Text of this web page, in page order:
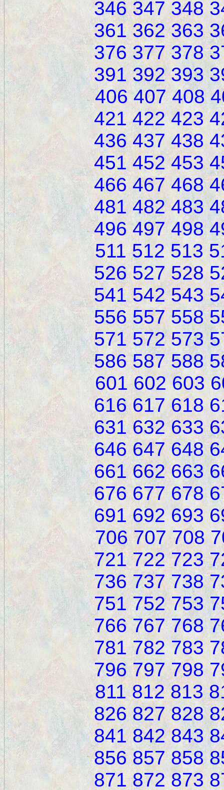
346 347 348
361 362 363
376 377 378
391 392 393
406 407 408
421 422 423
436 437 438
451 452 453
466 467 468
481 482 483
496 497 498
511 512 513
526 527 528
541 542 543
556 557 558
571 572 573
586 587 588
601 602 603
616 617 618
631 632 633
646 647 648
661 662 663
676 677 678
691 692 693
706 707 708
721 722 723
736 737 738
751 752 753
766 767 768
781 782 783
796 797 798
811 812 813
826 827 828
841 842 843
856 857 858
871 872 873